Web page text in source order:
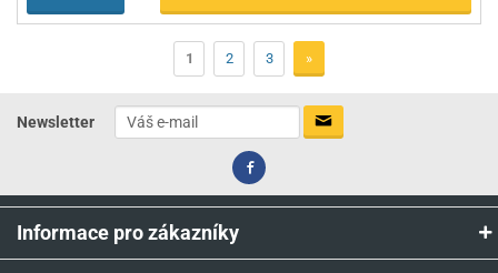
1 2 3 »
Newsletter
Informace pro zákazníky